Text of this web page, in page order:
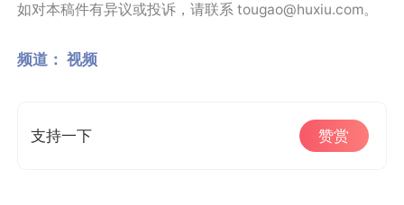
如对本稿件有异议或投诉，请联系 tougao@huxiu.com。
频道： 视频
支持一下 赞赏